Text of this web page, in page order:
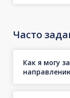
Часто
Как я могу